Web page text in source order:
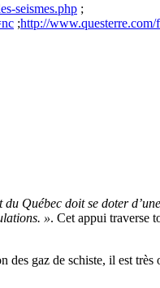
seismes.php ;
;http://
du Québec doit se doter
». Cet appui traverse
gaz de schiste, il est très